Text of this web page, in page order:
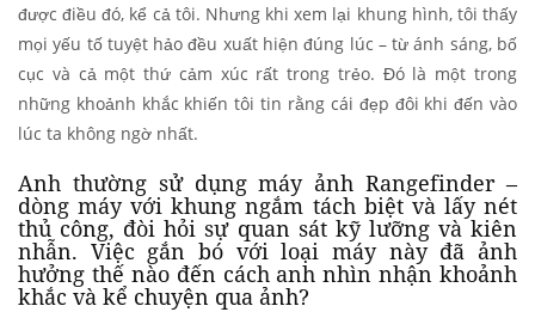
được điều đó, kể cả tôi. Nhưng khi xem lại khung hình, tôi thấy
mọi yếu tố tuyệt hảo đều xuất hiện đúng lúc – từ ánh sáng, bố
cục và cả một thứ cảm xúc rất trong trẻo. Đó là một trong
những khoảnh khắc khiến tôi tin rằng cái đẹp đôi khi đến vào
lúc ta không ngờ nhất.
Anh thường sử dụng máy ảnh Rangefinder –
dòng máy với khung ngắm tách biệt và lấy nét
thủ công, đòi hỏi sự quan sát kỹ lưỡng và kiên
nhẫn. Việc gắn bó với loại máy này đã ảnh
hưởng thế nào đến cách anh nhìn nhận khoảnh
khắc và kể chuyện qua ảnh?